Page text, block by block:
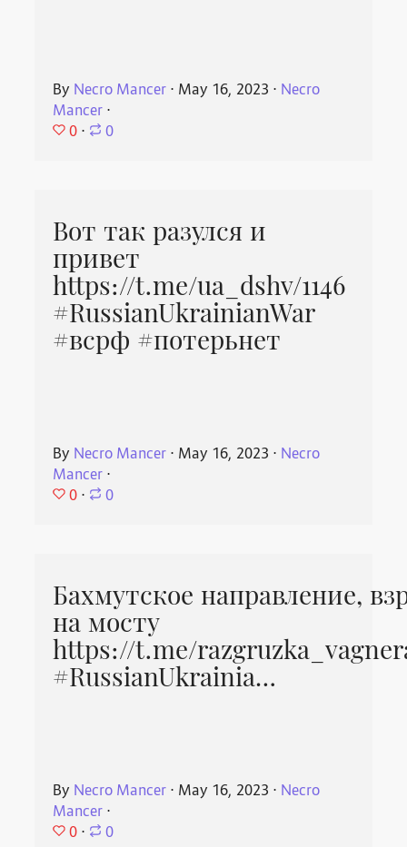
By Necro Mancer ⋅ May 16, 2023 ⋅ Necro
Mancer ⋅
0 ⋅ 0
Вот так разулся и
привет
https://t.me/ua_dshv/1146
#RussianUkrainianWar
#всрф #потерьнет
By Necro Mancer ⋅ May 16, 2023 ⋅ Necro
Mancer ⋅
0 ⋅ 0
Бахмутское направление,
на мосту
https://t.me/
#RussianUkrainia…
By Necro Mancer ⋅ May 16, 2023 ⋅ Necro
Mancer ⋅
0 ⋅ 0